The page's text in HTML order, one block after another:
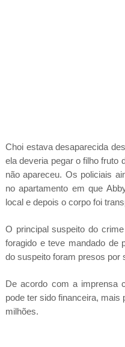
Choi estava desaparecida
ela deveria pegar o filho fruto
não apareceu. Os policiais
no apartamento em que
local e depois o corpo foi
O principal suspeito do
foragido e teve mandado de
do suspeito foram presos por
De acordo com a imprensa
pode ter sido financeira,
milhões.